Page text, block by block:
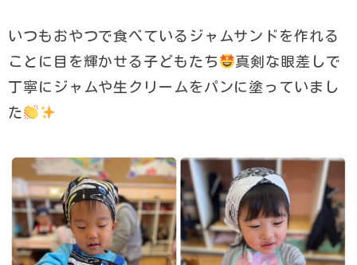
いつもおやつで食べているジャムサンドを作れる
ことに目を輝かせる子どもたち
真剣な眼差しで
丁寧にジャムや生クリームをパンに塗っていまし
た